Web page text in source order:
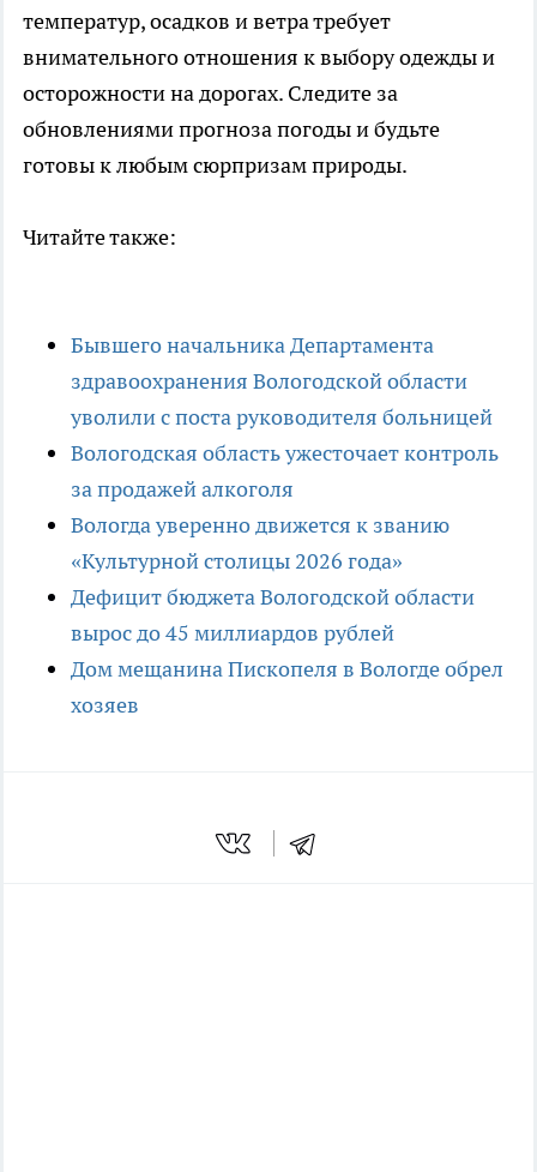
температур, осадков и ветра требует
внимательного отношения к выбору одежды и
осторожности на дорогах. Следите за
обновлениями прогноза погоды и будьте
готовы к любым сюрпризам природы.
Читайте также:
Бывшего начальника Департамента
здравоохранения Вологодской области
уволили с поста руководителя больницей
Вологодская область ужесточает контроль
за продажей алкоголя
Вологда уверенно движется к званию
«Культурной столицы 2026 года»
Дефицит бюджета Вологодской области
вырос до 45 миллиардов рублей
Дом мещанина Пископеля в Вологде обрел
хозяев